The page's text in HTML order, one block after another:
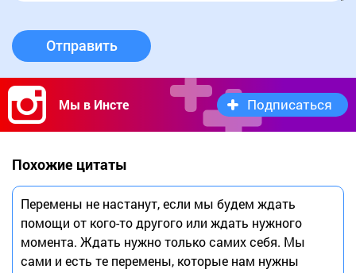
Отправить
Мы в Инсте Подписаться
Похожие цитаты
Перемены не настанут, если мы будем ждать
помощи от кого-то другого или ждать нужного
момента. Ждать нужно только самих себя. Мы
сами и есть те перемены, которые нам нужны